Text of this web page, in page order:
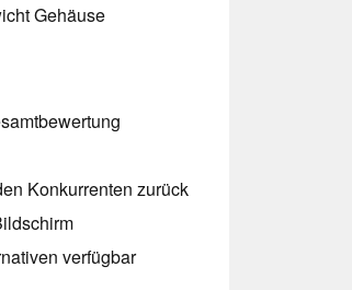
Gehäuse
Konkurrenten zurück
verfügbar